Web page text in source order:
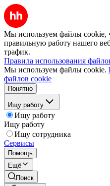
Мы используем файлы cookie,
правильную работу нашего
трафик.
Правила использования
Мы используем файлы cookie.
файлов cookie
Понятно
Ищу работу
Ищу работу
Ищу работу
Ищу сотрудника
Сервисы
Помощь
Ещё
Поиск